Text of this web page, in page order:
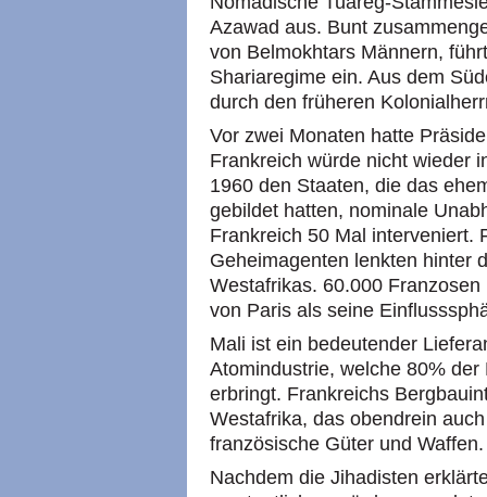
Azawad aus. Bunt
von Belmokhtars Männern,
Shariaregime ein. Aus dem
durch den früheren
Vor zwei Monaten hatte
Frankreich würde nicht wieder
1960 den Staaten, die das
gebildet hatten, nominale
Frankreich 50 Mal interveniert.
Geheimagenten lenkten hinter
Westafrikas. 60.000
von Paris als seine
Mali ist ein bedeutender
Atomindustrie, welche 80%
erbringt. Frankreichs
Westafrika, das obendrein
französische Güter und Waffen.
Nachdem die Jihadisten